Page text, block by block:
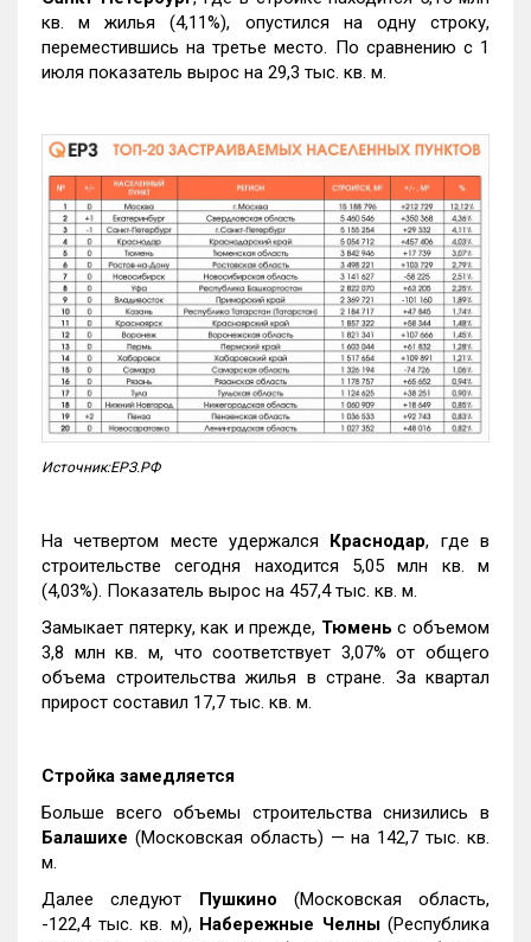
кв. м жилья (4,11%), опустился на одну строку,
переместившись на третье место. По сравнению с 1
июля показатель вырос на 29,3 тыс. кв. м.
Источник:ЕРЗ.РФ
На четвертом месте удержался Краснодар, где в
строительстве сегодня находится 5,05 млн кв. м
(4,03%). Показатель вырос на 457,4 тыс. кв. м.
Замыкает пятерку, как и прежде, Тюмень с объемом
3,8 млн кв. м, что соответствует 3,07% от общего
объема строительства жилья в стране. За квартал
прирост составил 17,7 тыс. кв. м.
Стройка замедляется
Больше всего объемы строительства снизились в
Балашихе (Московская область) — на 142,7 тыс. кв.
м.
Далее следуют Пушкино (Московская область,
-122,4 тыс. кв. м), Набережные Челны(Республика